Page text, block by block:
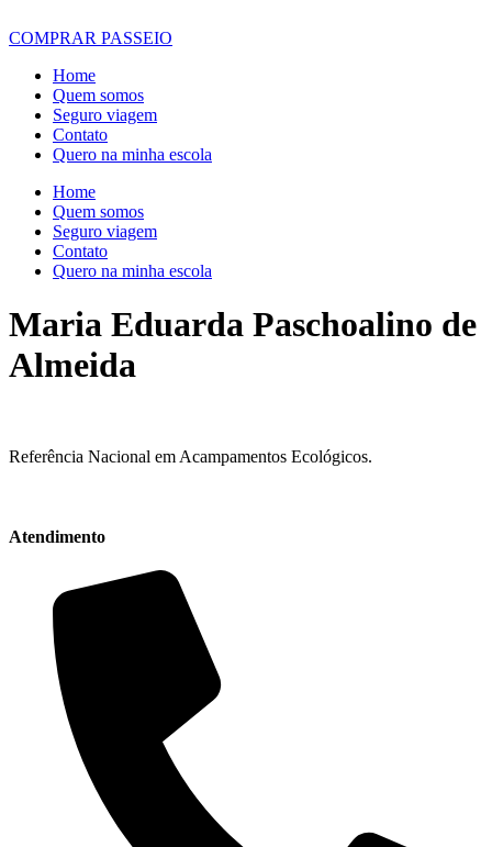
COMPRAR PASSEIO
Home
Quem somos
Seguro viagem
Contato
Quero na minha escola
Home
Quem somos
Seguro viagem
Contato
Quero na minha escola
Maria Eduarda Paschoalino de
Almeida
Referência Nacional em Acampamentos Ecológicos.
Atendimento